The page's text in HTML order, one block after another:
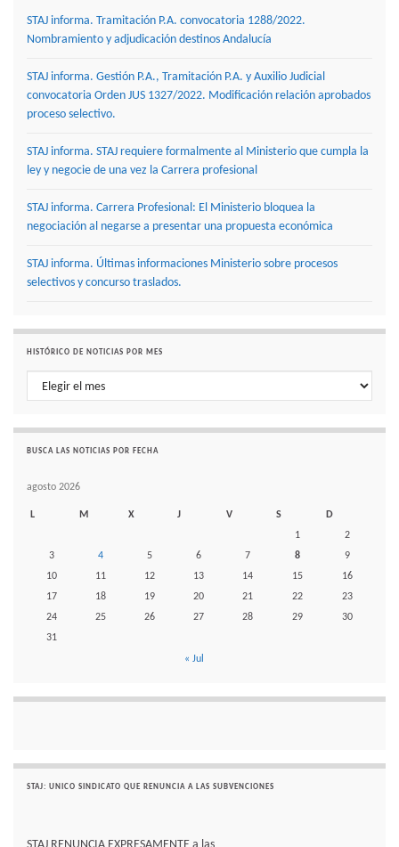
STAJ informa. Tramitación P.A. convocatoria 1288/2022.
Nombramiento y adjudicación destinos Andalucía
STAJ informa. Gestión P.A., Tramitación P.A. y Auxilio Judicial
convocatoria Orden JUS 1327/2022. Modificación relación aprobados
proceso selectivo.
STAJ informa. STAJ requiere formalmente al Ministerio que cumpla la
ley y negocie de una vez la Carrera profesional
STAJ informa. Carrera Profesional: El Ministerio bloquea la
negociación al negarse a presentar una propuesta económica
STAJ informa. Últimas informaciones Ministerio sobre procesos
selectivos y concurso traslados.
HISTÓRICO DE NOTICIAS POR MES
Histórico de noticias por mes
BUSCA LAS NOTICIAS POR FECHA
agosto 2026
L M X J V S
D
1
2
3
4 5 6 7 8
9
10
11 12 13 14 15
16
17
18 19 20 21 22
23
24
25 26 27 28 29
30
31
« Jul
STAJ: UNICO SINDICATO QUE RENUNCIA A LAS SUBVENCIONES